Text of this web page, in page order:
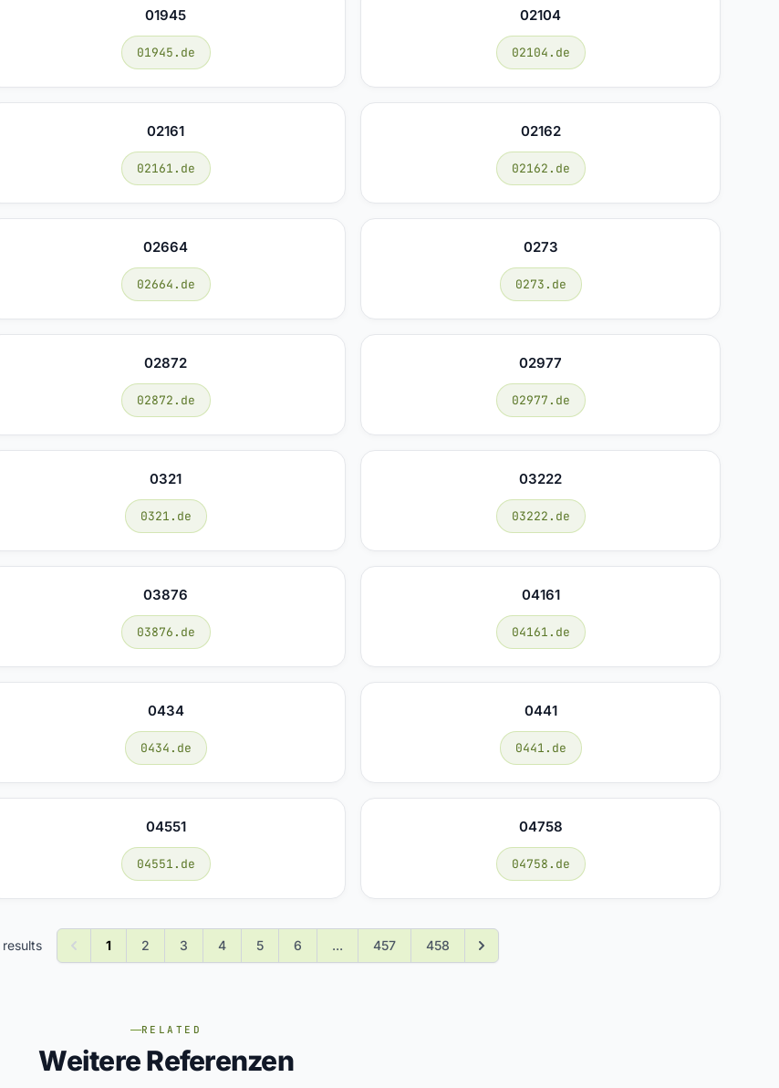
01945
01945.de
02104
02104.de
02161
02161.de
02162
02162.de
02664
02664.de
0273
0273.de
02872
02872.de
02977
02977.de
0321
0321.de
03222
03222.de
03876
03876.de
04161
04161.de
0434
0434.de
0441
0441.de
04551
04551.de
04758
04758.de
results 1 2 3 4 5 6 ... 457 458
RELATED
Weitere Referenzen